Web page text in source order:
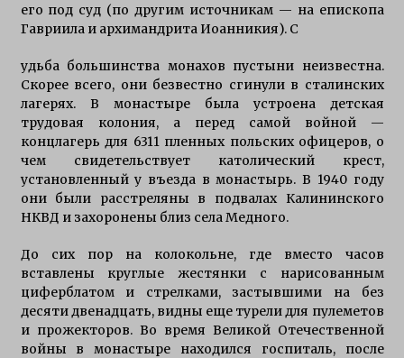
его под суд (по другим источникам — на епископа
Гавриила и архимандрита Иоанникия). С
удьба большинства монахов пустыни неизвестна.
Скорее всего, они безвестно сгинули в сталинских
лагерях. В монастыре была устроена детская
трудовая колония, а перед самой войной —
концлагерь для 6311 пленных польских офицеров, о
чем свидетельствует католический крест,
установленный у въезда в монастырь. В 1940 году
они были расстреляны в подвалах Калининского
НКВД и захоронены близ села Медного.
До сих пор на колокольне, где вместо часов
вставлены круглые жестянки с нарисованным
циферблатом и стрелками, застывшими на без
десяти двенадцать, видны еще турели для пулеметов
и прожекторов. Во время Великой Отечественной
войны в монастыре находился госпиталь, после